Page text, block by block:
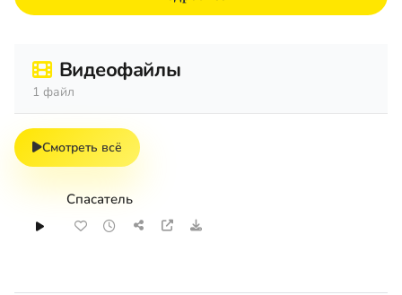
Видеофайлы
1 файл
Смотреть всё
Спасатель